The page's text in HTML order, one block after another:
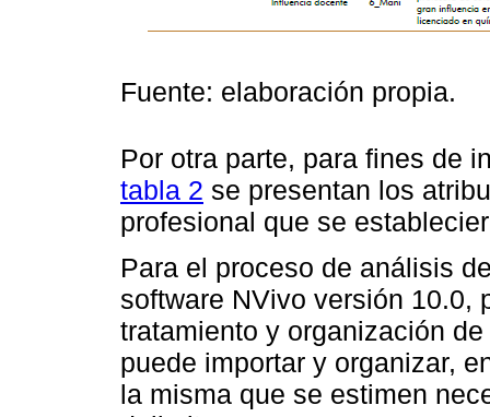
Fuente: elaboración propia.
Por otra parte, para fines de
tabla 2 se presentan los
profesional que se
Para el proceso de análisis
software NVivo versión 10.0,
tratamiento y organización
puede importar y organizar,
la misma que se estimen